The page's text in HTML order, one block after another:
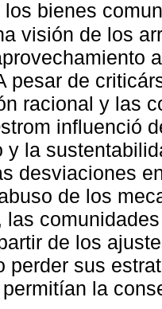
los bienes
visión de los
pesar de
racional y las
influenció
y la
desviaciones
de los
las
de los
perder sus
la